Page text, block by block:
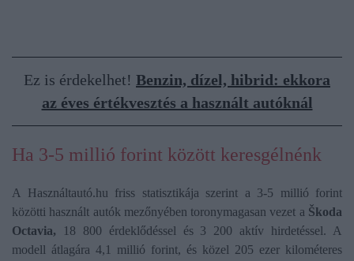
Ez is érdekelhet! Benzin, dízel, hibrid: ekkora
az éves értékvesztés a használt autóknál
Ha 3-5 millió forint között keresgélnénk
A Használtautó.hu friss statisztikája szerint a 3-5 millió forint
közötti használt autók mezőnyében toronymagasan vezet a Škoda
Octavia, 18 800 érdeklődéssel és 3 200 aktív hirdetéssel. A
modell átlagára 4,1 millió forint, és közel 205 ezer kilométeres